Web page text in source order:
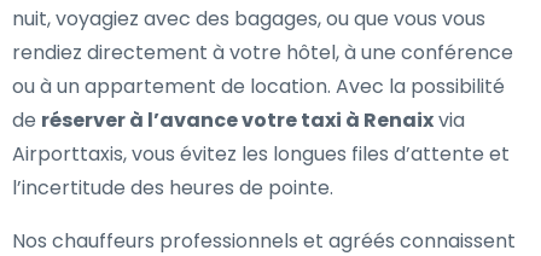
nuit, voyagiez avec des bagages, ou que vous vous
rendiez directement à votre hôtel, à une conférence
ou à un appartement de location. Avec la possibilité
de réserver à l’avance votre taxi à Renaixvia
Airporttaxis, vous évitez les longues files d’attente et
l’incertitude des heures de pointe.
Nos chauffeurs professionnels et agréés connaissent